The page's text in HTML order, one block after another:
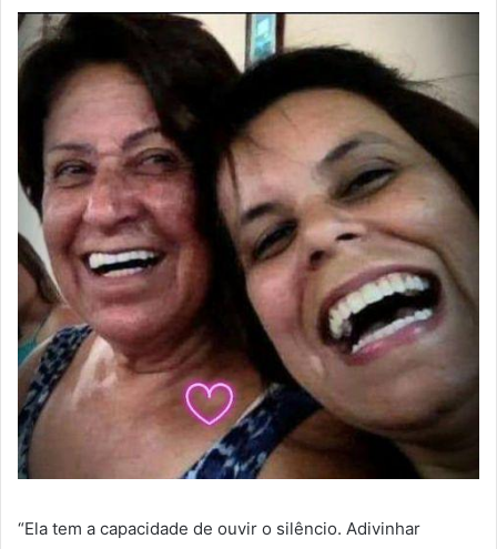
“Ela tem a capacidade de ouvir o silêncio. Adivinhar